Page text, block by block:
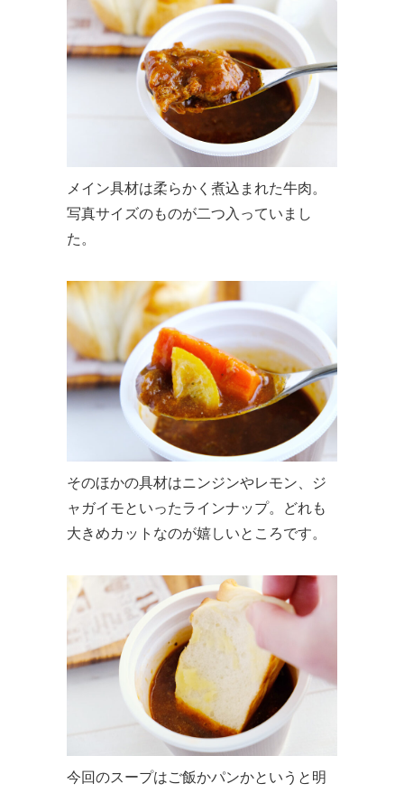
メイン具材は柔らかく煮込まれた牛肉。
写真サイズのものが二つ入っていまし
た。
そのほかの具材はニンジンやレモン、ジ
ャガイモといったラインナップ。どれも
大きめカットなのが嬉しいところです。
今回のスープはご飯かパンかというと明